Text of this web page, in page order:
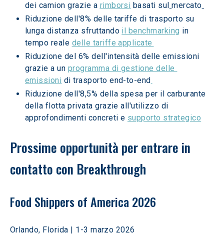
dei camion grazie a rimborsi basati sul mercato
Riduzione dell'8% delle tariffe di trasporto su
lunga distanza sfruttando il benchmarking in
tempo reale delle tariffe applicate
Riduzione del 6% dell'intensità delle emissioni
grazie a un programma di gestione delle
emissioni di trasporto end-to-end
Riduzione dell'8,5% della spesa per il carburante
della flotta privata grazie all'utilizzo di
approfondimenti concreti e supporto strategico
Prossime opportunità per entrare in
contatto con Breakthrough
Food Shippers of America 2026
Orlando, Florida | 1-3 marzo 2026